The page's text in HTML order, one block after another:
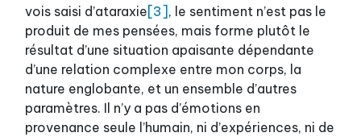
vois saisi d’ataraxie[3] , le sentiment n’est pas le
produit de mes pensées, mais forme plutôt le
résultat d’une situation apaisante dépendante
d’une relation complexe entre mon corps, la
nature englobante, et un ensemble d’autres
paramètres. Il n’y a pas d’émotions en
provenance seule l’humain, ni d’expériences, ni de